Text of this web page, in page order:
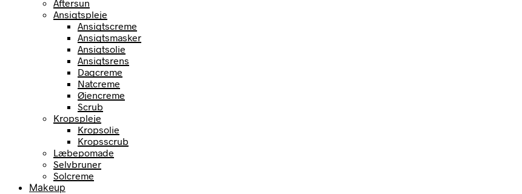
Aftersun
Ansigtspleje
Ansigtscreme
Ansigtsmasker
Ansigtsolie
Ansigtsrens
Dagcreme
Natcreme
Øjencreme
Scrub
Kropspleje
Kropsolie
Kropsscrub
Læbepomade
Selvbruner
Solcreme
Makeup